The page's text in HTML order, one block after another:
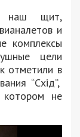
наш щит,
и
комплексы
цели
отметили в
“Схід”,
не